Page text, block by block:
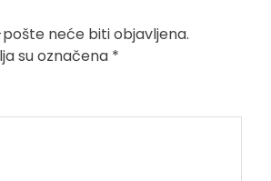
neće biti objavljena.
su označena *